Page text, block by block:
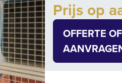
Quantity
Prijs op
OFFERTE